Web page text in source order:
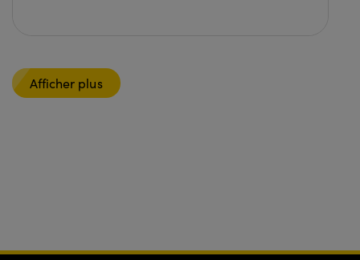
Afficher plus